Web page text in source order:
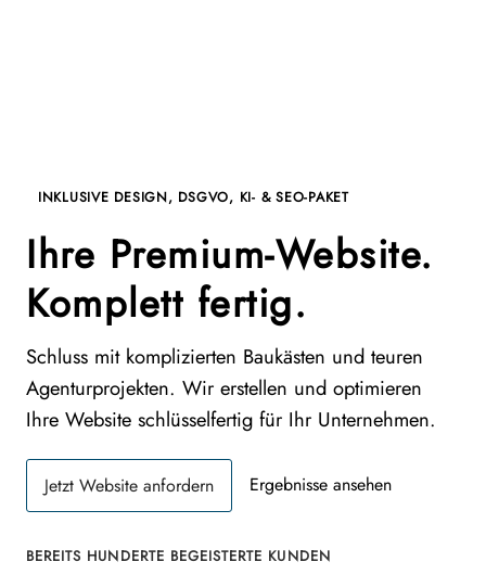
INKLUSIVE DESIGN, DSGVO, KI- & SEO-PAKET
Ihre Premium-Website.
Komplett fertig.
Schluss mit komplizierten Baukästen und teuren
Agenturprojekten. Wir erstellen und optimieren
Ihre Website schlüsselfertig für Ihr Unternehmen.
Jetzt Website anfordern Ergebnisse ansehen
BEREITS HUNDERTE BEGEISTERTE KUNDEN